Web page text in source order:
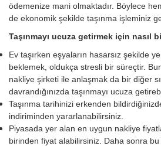
ödemenize mani olmaktadır. Böylece
de ekonomik şekilde taşınma işleminiz
Taşınmayı ucuza getirmek için nasıl
Ev taşırken eşyaların hasarsız şekilde
beklemek, oldukça stresli bir süreçtir.
nakliye şirketi ile anlaşmak da bir diğer
davrandığınızda taşınmayı ucuza
Taşınma tarihinizi erkenden
indiriminden yararlanabilirsiniz.
Piyasada yer alan en uygun nakliye
birinden fiyat alabilirsiniz. Daha sonra